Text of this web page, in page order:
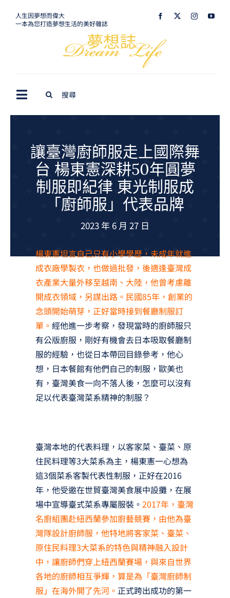
人生因夢想而偉大
一本為您打造夢想生活的美好雜誌
Toggle
Navigation
生活美學
室內設計
購屋指南
GCU大賽
夢想購物
讓臺灣廚師服走上國際舞
台 楊東憲深耕50年圓夢
制服即紀律 東光制服成
「廚師服」代表品牌
2023 年 6 月 27 日
楊東憲坦言自己只有小學學歷，未成年就進
成衣廠學製衣，也做過批發，後適逢臺灣成
衣產業大量外移至越南、大陸，他曾考慮離
開成衣領域，另謀出路。民國85年，創業的
念頭開始萌芽，正好當時接到餐廳制服訂
單。 經他進一步考察，發現當時的廚師服只
有公版廚服，剛好有機會去日本吸取餐廳制
服的經驗，也從日本帶回目錄參考，他心
想，日本餐館有他們自己的制服，歐美也
有，臺灣美食一向不落人後，怎麼可以沒有
足以代表臺灣菜系精神的制服？
臺灣本地的代表料理，以客家菜、臺菜、原
住民料理等3大菜系為主，楊東憲一心想為
這3個菜系客製代表性制服，正好在2016
年，他受邀在世貿臺灣美食展中設攤，在展
場中宣導臺式菜系專屬服裝。 2017年，臺灣
名廚組團赴紐西蘭參加廚藝競賽，由他為臺
灣隊設計廚師服，他特地將客家菜、臺菜、
原住民料理3大菜系的特色與精神融入設計
中，讓廚師們穿上紐西蘭賽場，與來自世界
各地的廚師相互爭輝，算是為「臺灣廚師制
服」在海外開了先河。 正式跨出成功的第一